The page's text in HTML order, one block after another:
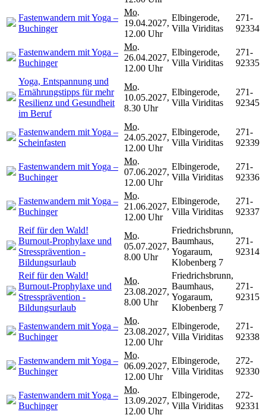
Fastenwandern mit Yoga –
Buchinger
Mo.
19.04.2027,
12.00 Uhr
Elbingerode,
Villa Viriditas
271-
92334
Fastenwandern mit Yoga –
Buchinger
Mo.
26.04.2027,
12.00 Uhr
Elbingerode,
Villa Viriditas
271-
92335
Yoga, Entspannung und
Ernährungstipps für mehr
Resilienz und Gesundheit
im Beruf
Mo.
10.05.2027,
8.30 Uhr
Elbingerode,
Villa Viriditas
271-
92345
Fastenwandern mit Yoga –
Scheinfasten
Mo.
24.05.2027,
12.00 Uhr
Elbingerode,
Villa Viriditas
271-
92339
Fastenwandern mit Yoga –
Buchinger
Mo.
07.06.2027,
12.00 Uhr
Elbingerode,
Villa Viriditas
271-
92336
Fastenwandern mit Yoga –
Buchinger
Mo.
21.06.2027,
12.00 Uhr
Elbingerode,
Villa Viriditas
271-
92337
Reif für den Wald!
Burnout-Prophylaxe und
Stressprävention -
Bildungsurlaub
Mo.
05.07.2027,
8.00 Uhr
Friedrichsbrunn,
Baumhaus,
Yogaraum,
Klobenberg 7
271-
92314
Reif für den Wald!
Burnout-Prophylaxe und
Stressprävention -
Bildungsurlaub
Mo.
23.08.2027,
8.00 Uhr
Friedrichsbrunn,
Baumhaus,
Yogaraum,
Klobenberg 7
271-
92315
Fastenwandern mit Yoga –
Buchinger
Mo.
23.08.2027,
12.00 Uhr
Elbingerode,
Villa Viriditas
271-
92338
Fastenwandern mit Yoga –
Buchinger
Mo.
06.09.2027,
12.00 Uhr
Elbingerode,
Villa Viriditas
272-
92330
Fastenwandern mit Yoga –
Buchinger
Mo.
13.09.2027,
12.00 Uhr
Elbingerode,
Villa Viriditas
272-
92331